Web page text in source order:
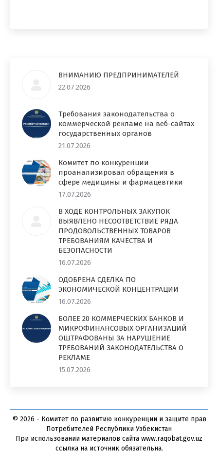
ВНИМАНИЮ ПРЕДПРИНИМАТЕЛЕЙ
22.07.2026
Требования законодательства о
коммерческой рекламе на веб-сайтах
государственных органов
21.07.2026
Комитет по конкуренции
проанализировал обращения в
сфере медицины и фармацевтики
17.07.2026
В ХОДЕ КОНТРОЛЬНЫХ ЗАКУПОК
ВЫЯВЛЕНО НЕСООТВЕТСТВИЕ РЯДА
ПРОДОВОЛЬСТВЕННЫХ ТОВАРОВ
ТРЕБОВАНИЯМ КАЧЕСТВА И
БЕЗОПАСНОСТИ
16.07.2026
ОДОБРЕНА СДЕЛКА ПО
ЭКОНОМИЧЕСКОЙ КОНЦЕНТРАЦИИ
16.07.2026
БОЛЕЕ 20 КОММЕРЧЕСКИХ БАНКОВ И
МИКРОФИНАНСОВЫХ ОРГАНИЗАЦИЙ
ОШТРАФОВАНЫ ЗА НАРУШЕНИЕ
ТРЕБОВАНИЙ ЗАКОНОДАТЕЛЬСТВА О
РЕКЛАМЕ
15.07.2026
© 2026 - Комитет по развитию конкуренции и защите прав
Потребителей Республики Узбекистан
При использовании материалов сайта www.raqobat.gov.uz
ссылка на источник обязательна.